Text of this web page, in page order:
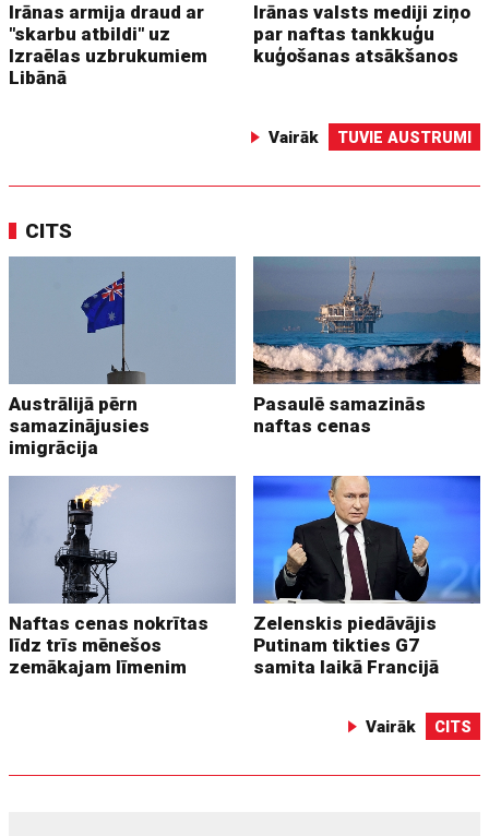
Irānas armija draud ar
"skarbu atbildi" uz
Izraēlas uzbrukumiem
Libānā
Irānas valsts mediji ziņo
par naftas tankkuģu
kuģošanas atsākšanos
Vairāk TUVIE AUSTRUMI
CITS
Austrālijā pērn
samazinājusies
imigrācija
Pasaulē samazinās
naftas cenas
Naftas cenas nokrītas
līdz trīs mēnešos
zemākajam līmenim
Zelenskis piedāvājis
Putinam tikties G7
samita laikā Francijā
Vairāk CITS